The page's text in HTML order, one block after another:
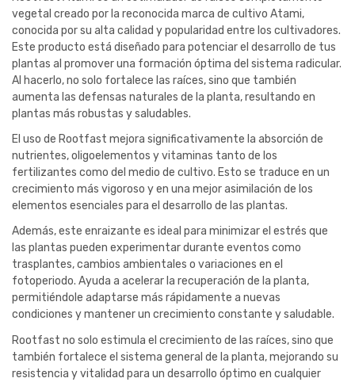
vegetal creado por la reconocida marca de cultivo Atami,
conocida por su alta calidad y popularidad entre los cultivadores.
Este producto está diseñado para potenciar el desarrollo de tus
plantas al promover una formación óptima del sistema radicular.
Al hacerlo, no solo fortalece las raíces, sino que también
aumenta las defensas naturales de la planta, resultando en
plantas más robustas y saludables.
El uso de Rootfast mejora significativamente la absorción de
nutrientes, oligoelementos y vitaminas tanto de los
fertilizantes como del medio de cultivo. Esto se traduce en un
crecimiento más vigoroso y en una mejor asimilación de los
elementos esenciales para el desarrollo de las plantas.
Además, este enraizante es ideal para minimizar el estrés que
las plantas pueden experimentar durante eventos como
trasplantes, cambios ambientales o variaciones en el
fotoperiodo. Ayuda a acelerar la recuperación de la planta,
permitiéndole adaptarse más rápidamente a nuevas
condiciones y mantener un crecimiento constante y saludable.
Rootfast no solo estimula el crecimiento de las raíces, sino que
también fortalece el sistema general de la planta, mejorando su
resistencia y vitalidad para un desarrollo óptimo en cualquier